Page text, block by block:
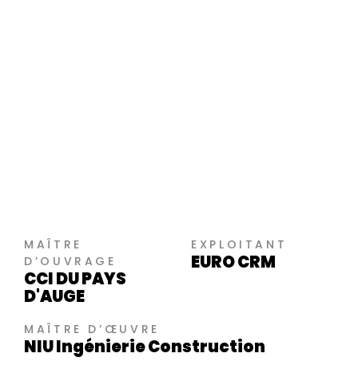
MAÎTRE
D’OUVRAGE
CCI DU PAYS
D'AUGE
EXPLOITANT
EURO CRM
MAÎTRE D’ŒUVRE
NIU Ingénierie Construction